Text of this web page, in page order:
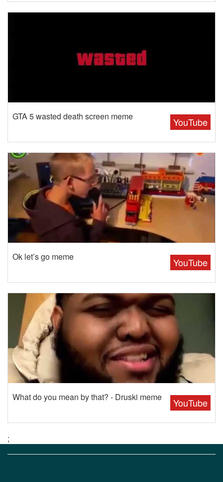
YouTube
GTA 5 wasted death screen meme
YouTube
Ok let’s go meme
YouTube
What do you mean by that? - Druski meme
;